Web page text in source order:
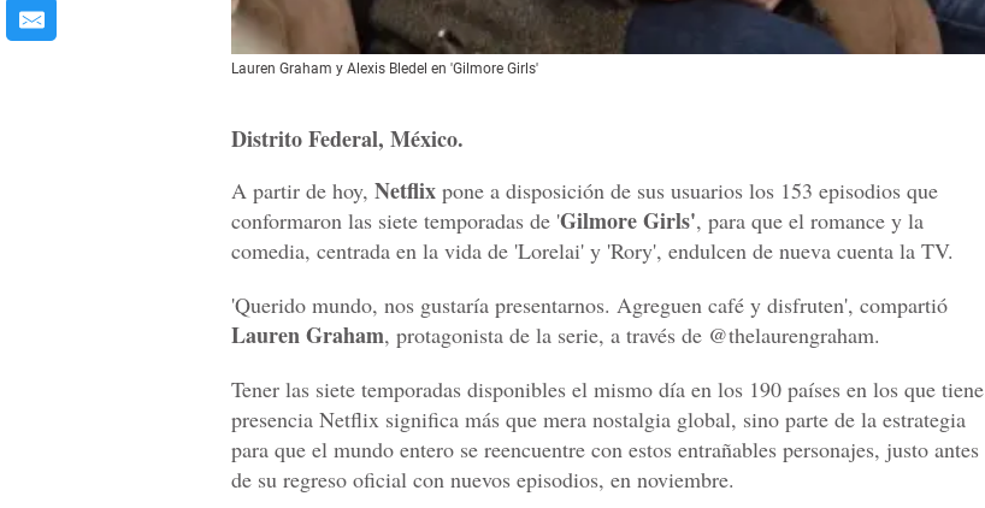
Lauren Graham y Alexis Bledel en 'Gilmore Girls'
Distrito Federal, México.
A partir de hoy, Netflix pone a disposición de sus usuarios los 153 episodios que
conformaron las siete temporadas de 'Gilmore Girls', para que el romance y la
comedia, centrada en la vida de 'Lorelai' y 'Rory', endulcen de nueva cuenta la TV.
'Querido mundo, nos gustaría presentarnos. Agreguen café y disfruten', compartió
Lauren Graham, protagonista de la serie, a través de @thelaurengraham.
Tener las siete temporadas disponibles el mismo día en los 190 países en los que tiene
presencia Netflix significa más que mera nostalgia global, sino parte de la estrategia
para que el mundo entero se reencuentre con estos entrañables personajes, justo antes
de su regreso oficial con nuevos episodios, en noviembre.